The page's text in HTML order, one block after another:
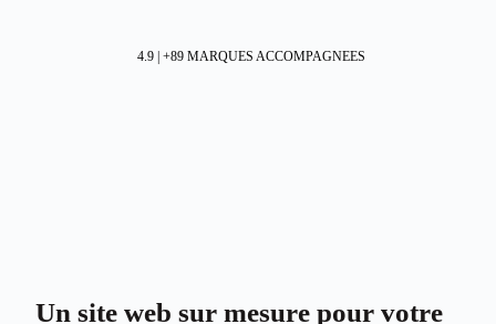
4.9 | +89 MARQUES ACCOMPAGNEES
Un site web sur mesure pour votre